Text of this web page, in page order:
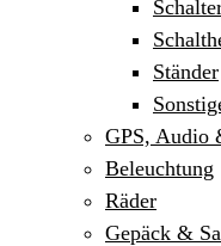
Ständer
GPS, Audio
Beleuchtung
Räder
Gepäck &